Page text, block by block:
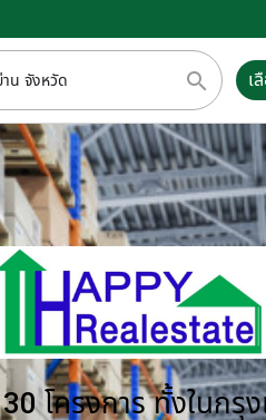
เ
30 โครงการ ทั้งใน